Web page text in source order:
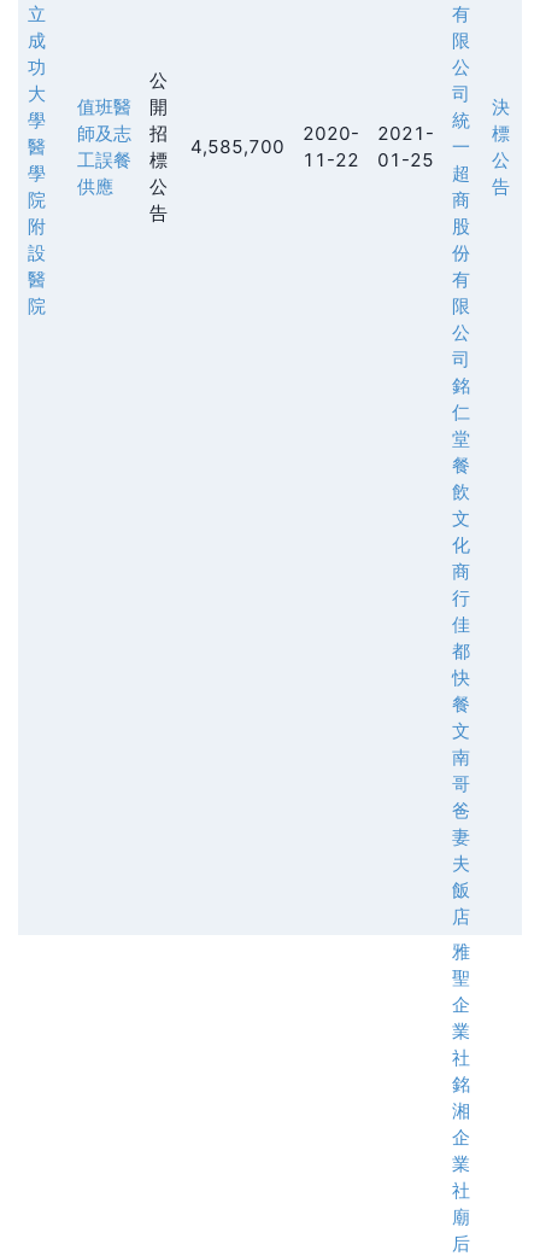
立
成
功
大
學
醫
學
院
附
設
醫
院
值班醫
師及志
工誤餐
供應
公
開
招
標
公
告
4,585,700
2020-
11-22
2021-
01-25
有
限
公
司
統
一
超
商
股
份
有
限
公
司
銘
仁
堂
餐
飲
文
化
商
行
佳
都
快
餐
文
南
哥
爸
妻
夫
飯
店
決
標
公
告
雅
聖
企
業
社
銘
湘
企
業
社
廟
后